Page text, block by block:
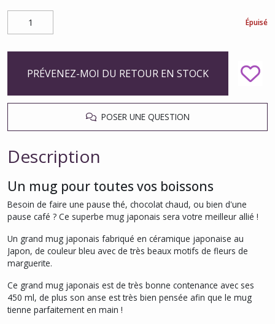
Épuisé
PRÉVENEZ-MOI DU RETOUR EN STOCK
POSER UNE QUESTION
Description
Un mug pour toutes vos boissons
Besoin de faire une pause thé, chocolat chaud, ou bien d'une
pause café ? Ce superbe mug japonais sera votre meilleur allié !
Un grand mug japonais fabriqué en céramique japonaise au
Japon, de couleur bleu avec de très beaux motifs de fleurs de
marguerite.
Ce grand mug japonais est de très bonne contenance avec ses
450 ml, de plus son anse est très bien pensée afin que le mug
tienne parfaitement en main !